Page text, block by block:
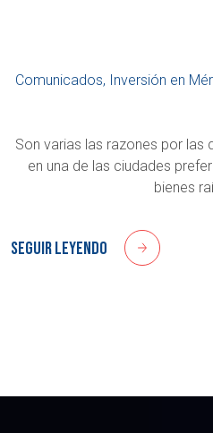
Comunicados, Inversión en
Son varias las razones por las
en una de las ciudades
bienes
Seguir leyendo